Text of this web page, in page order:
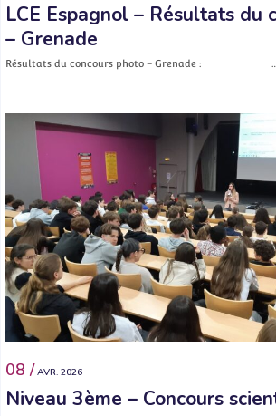
LCE Espagnol – Résultats du
– Grenade
Résultats du concours photo – Grenade : …
08 / AVR. 2026
Niveau 3ème – Concours